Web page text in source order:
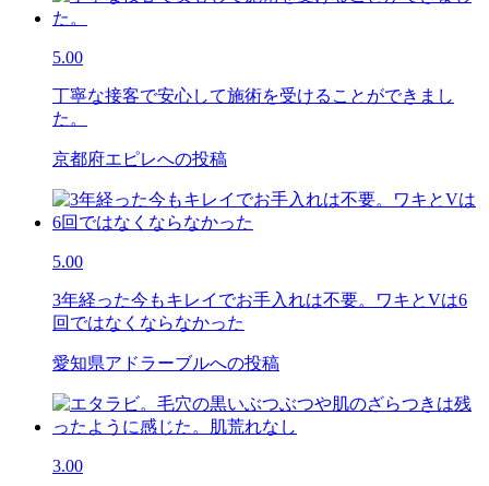
5.00
丁寧な接客で安心して施術を受けることができまし
た。
京都府エピレへの投稿
5.00
3年経った今もキレイでお手入れは不要。ワキとVは6
回ではなくならなかった
愛知県アドラーブルへの投稿
3.00